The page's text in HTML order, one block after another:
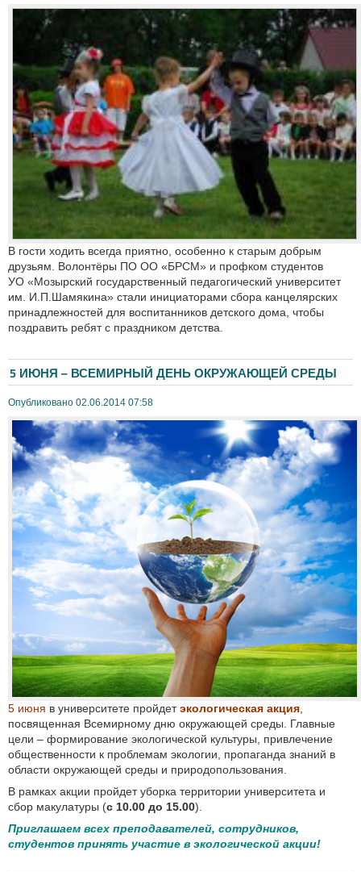
В гости ходить всегда приятно, особенно к старым добрым
друзьям. Волонтёры ПО ОО «БРСМ» и профком студентов
УО «Мозырский государственный педагогический университет
им. И.П.Шамякина» стали инициаторами сбора канцелярских
принадлежностей для воспитанников детского дома, чтобы
поздравить ребят с праздником детства.
5 ИЮНЯ – ВСЕМИРНЫЙ ДЕНЬ ОКРУЖАЮЩЕЙ СРЕДЫ
Опубликовано 02.06.2014 07:58
5 июня в университете пройдетэкологическая акция
посвященная Всемирному дню окружающей среды. Главные
цели – формирование экологической культуры, привлечение
общественности к проблемам экологии, пропаганда знаний в
области окружающей среды и природопользования.
В рамках акции пройдет уборка территории университета и
сбор макулатуры (с 10.00 до 15.00).
Приглашаем всех преподавателей, сотрудников,
студентов принять участие в экологической акции!